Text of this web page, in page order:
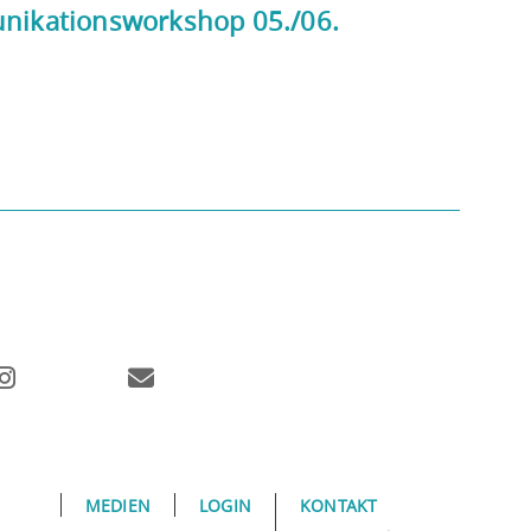
05./06.
MEDIEN LOGIN KONTAKT